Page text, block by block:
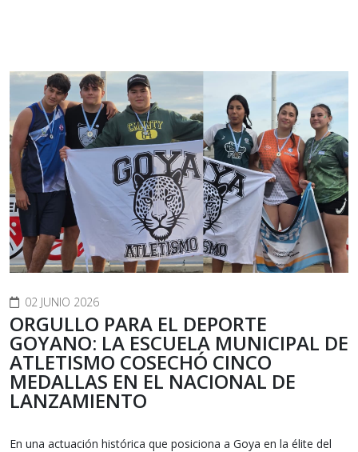
02 JUNIO 2026
ORGULLO PARA EL DEPORTE
GOYANO: LA ESCUELA MUNICIPAL DE
ATLETISMO COSECHÓ CINCO
MEDALLAS EN EL NACIONAL DE
LANZAMIENTO
En una actuación histórica que posiciona a Goya en la élite del